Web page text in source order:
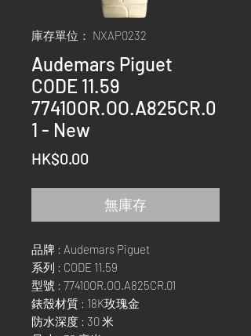
庫存單位： NXAP0232
Audemars Piguet
CODE 11.59
77410OR.OO.A825CR.0
1 - New
HK$0.00
無庫存
品牌 : Audemars Piguet
系列 : CODE 11.59
型號 : 77410OR.OO.A825CR.01
錶殼材質 : 18K玫瑰金
防水深度 : 30 米